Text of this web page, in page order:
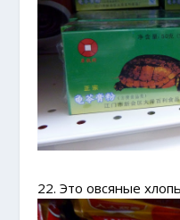
22. Это овсяные